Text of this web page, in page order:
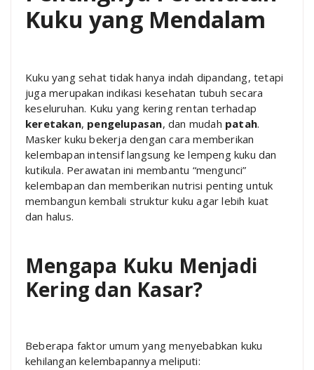
Kuku yang Mendalam
Kuku yang sehat tidak hanya indah dipandang, tetapi
juga merupakan indikasi kesehatan tubuh secara
keseluruhan. Kuku yang kering rentan terhadap
keretakan, pengelupasan, dan mudah patah.
Masker kuku bekerja dengan cara memberikan
kelembapan intensif langsung ke lempeng kuku dan
kutikula. Perawatan ini membantu “mengunci”
kelembapan dan memberikan nutrisi penting untuk
membangun kembali struktur kuku agar lebih kuat
dan halus.
Mengapa Kuku Menjadi
Kering dan Kasar?
Beberapa faktor umum yang menyebabkan kuku
kehilangan kelembapannya meliputi: